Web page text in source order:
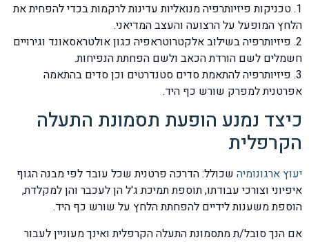
1. טכניקות פיזיותרפיה מנואליות עדינות לרקמות בכדי להפחית את
הלחץ המופעל על הרצועה והעצב המדיאני.
2. פיזיותרפיה בשילוב אלקטרוטראפיה כגון אולטראסאונד וגירויים
חשמלים לשם הורדת הכאב ולשם הפחתת הנפיחות.
3. פיזיותרפיה להתאמת סדים סטנדרטים וכן סדים בהתאמה
אפרטנית למפרק שורש כף היד.
כיצד נמנע הופעת תסמונת התעלה
הקרפלית
יעוץ ארגונומיה שכולל: הדרכה פרטנית שכל עובד לפי מבנה הגוף
איפיוני וצורכי עבודתו, תוספת תמיכת ג'ל הן לעכבר והן למקלדת,
הוספת משענות לידיים להפחתת הלחץ על שורש כף היד.
אם הנך סובל/ת מתסמונת התעלה הקרפלית ואינך מעוניין לעבור